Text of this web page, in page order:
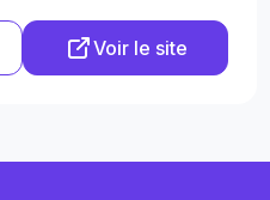
Voir le site